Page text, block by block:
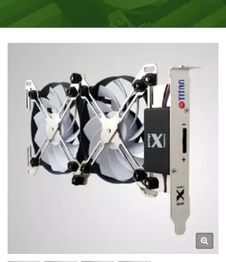
«Прохлада в жизни» мы постоянно предоставляем
инновационные охлаждающие продукты,